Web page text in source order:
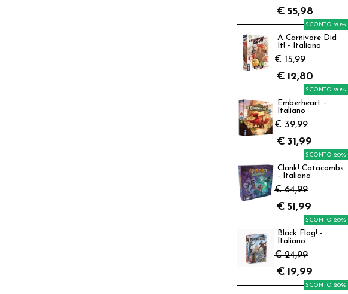
€ 55,98
A Carnivore Did
It! - Italiano
€ 15,99
SCONTO 20%
€ 12,80
Emberheart -
Italiano
€ 39,99
SCONTO 20%
€ 31,99
Clank! Catacombs
- Italiano
€ 64,99
SCONTO 20%
€ 51,99
Black Flag! -
Italiano
€ 24,99
SCONTO 20%
€ 19,99
SCONTO 20%